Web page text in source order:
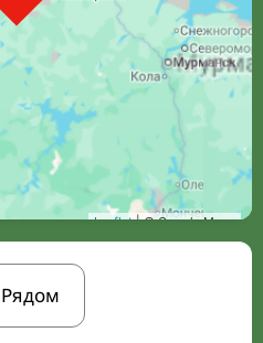
Leaflet| © Google Maps
Рядом